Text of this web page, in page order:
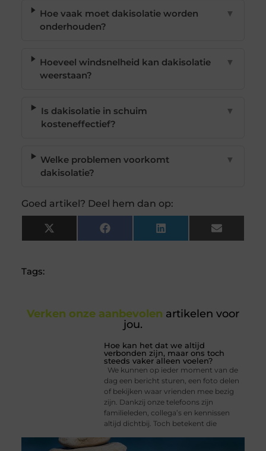
Hoe vaak moet dakisolatie worden
onderhouden?
▼
Hoeveel windsnelheid kan dakisolatie
weerstaan?
▼
Is dakisolatie in schuim
kosteneffectief?
▼
Welke problemen voorkomt
dakisolatie?
▼
Goed artikel? Deel hem dan op:
X
(Twitter)
Facebook LinkedIn Email
Tags:
Verken onze aanbevolen artikelen voor
jou.
Hoe kan het dat we altijd
verbonden zijn, maar ons toch
steeds vaker alleen voelen?
We kunnen op ieder moment van de
dag een bericht sturen, een foto delen
of bekijken waar vrienden mee bezig
zijn. Dankzij onze telefoons zijn
familieleden, collega’s en kennissen
altijd dichtbij. Toch betekent die